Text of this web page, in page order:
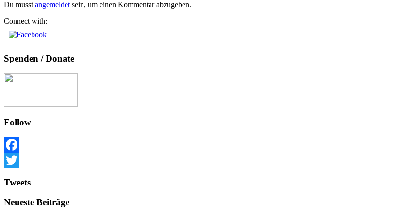
Du musst angemeldet sein, um einen Kommentar abzugeben.
Connect with:
Spenden / Donate
Follow
Facebook
Tweets
Neueste Beiträge